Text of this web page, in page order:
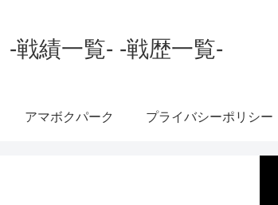
績一覧- -戦歴一覧-
アマボクパーク プライバシーポリシー